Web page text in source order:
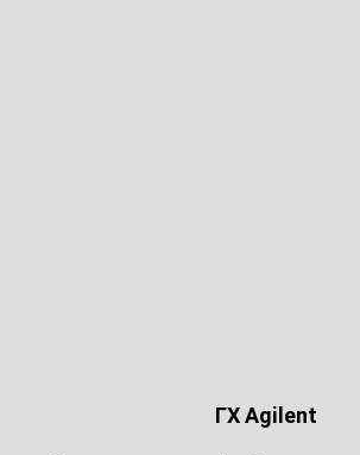
ГХ Agilent